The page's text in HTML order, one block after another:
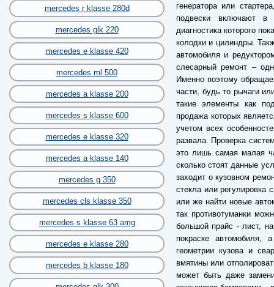
mercedes r klasse 280d
mercedes glk 220
mercedes e klasse 420
mercedes ml 500
mercedes a klasse 200
mercedes s klasse 600
mercedes e klasse 320
mercedes a klasse 140
mercedes g 350
mercedes cls klasse 350
mercedes s klasse 63 amg
mercedes e klasse 280
mercedes b klasse 180
генератора или
подвески включают в
диагностика которого
колодки и цилиндры.
автомобиля и
слесарный ремонт –
Именно поэтому
части, будь то рычаги
такие элементы как
продажа которых
учетом всех
развала. Проверка
это лишь самая малая
сколько стоят данные
заходит о кузовном
стекла или регулировка
или же найти новые
так противотуманки
большой прайс - лист,
покраске автомобиля,
геометрии кузова и
вмятины или
может быть даже